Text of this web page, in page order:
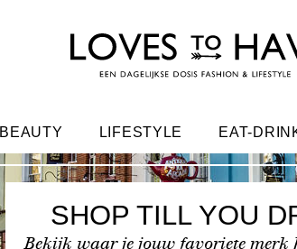
BEAUTY LIFESTYLE EAT-
FRIENDS
SHOP TILL YOU
Bekijk waar je jouw favoriete merk